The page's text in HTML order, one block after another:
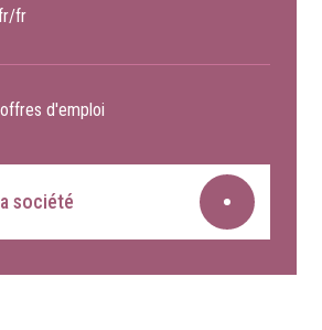
fr
d'emploi
société